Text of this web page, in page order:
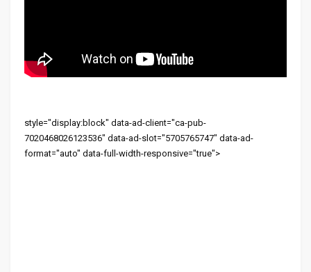
style="display:block" data-ad-client="ca-pub-
7020468026123536" data-ad-slot="5705765747" data-ad-
format="auto" data-full-width-responsive="true">